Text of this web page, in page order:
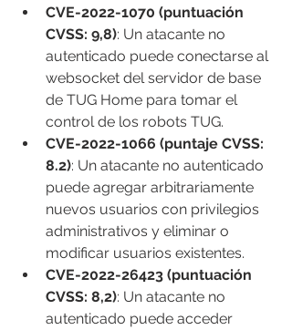
CVE-2022-1070 (puntuación
CVSS: 9,8): Un atacante no
autenticado puede conectarse al
websocket del servidor de base
de TUG Home para tomar el
control de los robots TUG.
CVE-2022-1066 (puntaje CVSS:
8.2): Un atacante no autenticado
puede agregar arbitrariamente
nuevos usuarios con privilegios
administrativos y eliminar o
modificar usuarios existentes.
CVE-2022-26423 (puntuación
CVSS: 8,2): Un atacante no
autenticado puede acceder